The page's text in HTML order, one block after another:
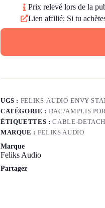
Prix relevé lors de la
Lien affilié: Si tu
UGS : FELIKS-AUDIO-ENVY-
CATÉGORIE : DAC/AMPLIS
ÉTIQUETTES :CABLE-
MARQUE : FELIKS AUDIO
Marque
Feliks Audio
Partagez